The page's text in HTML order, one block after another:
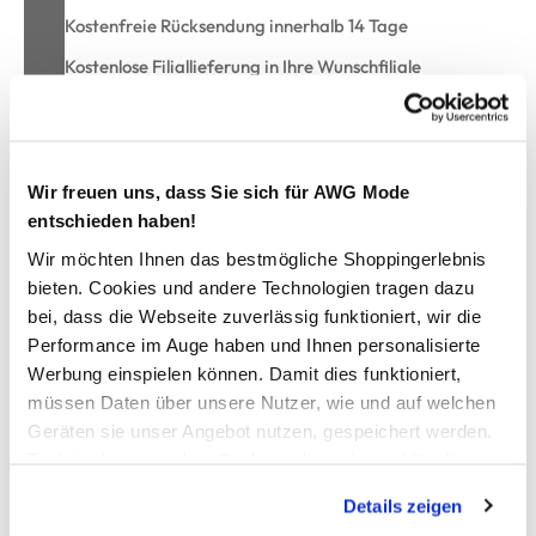
Wir freuen uns, dass Sie sich für AWG Mode
entschieden haben!
Wir möchten Ihnen das bestmögliche Shoppingerlebnis
bieten. Cookies und andere Technologien tragen dazu
bei, dass die Webseite zuverlässig funktioniert, wir die
Performance im Auge haben und Ihnen personalisierte
Werbung einspielen können. Damit dies funktioniert,
müssen Daten über unsere Nutzer, wie und auf welchen
Geräten sie unser Angebot nutzen, gespeichert werden.
werden, werden bei der Nutzung der Webseite auf jeden
Details zeigen
Kostenfreie Rücksendung innerhalb 14 Tage
Kostenlose Filiallieferung in Ihre Wunschfiliale
Herren Shirt mit Brusttasche
sportives Shirt von Jim Spencer
mit Rundhals-Ausschnitt
aufgesetzte Brusttasche
lässig, lockere Passform
super angenehmes Material